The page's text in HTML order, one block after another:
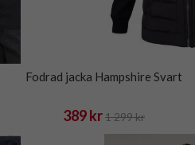
Fodrad jacka Hampshire Svart
389 kr1 299 kr